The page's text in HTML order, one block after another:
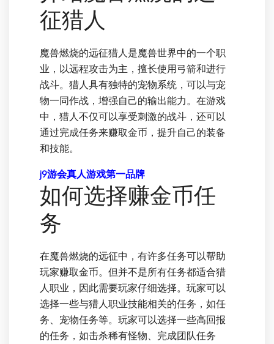
征猎人
魔兽燃烧的远征猎人是魔兽世界中的一个职
业，以远程攻击为主，擅长使用弓箭和进行
战斗。猎人具有独特的宠物系统，可以与宠
物一同作战，增强自己的输出能力。在游戏
中，猎人不仅可以享受刺激的战斗，还可以
通过完成任务来赚取金币，提升自己的装备
和技能。
j9游会真人游戏第一品牌
如何选择赚金币任
务
在魔兽燃烧的远征中，有许多任务可以帮助
玩家赚取金币。但并不是所有任务都适合猎
人职业，因此需要玩家仔细选择。玩家可以
选择一些与猎人职业技能相关的任务，如任
务、宠物任务等。玩家可以选择一些高回报
的任务，如击杀稀有怪物、完成团队任务